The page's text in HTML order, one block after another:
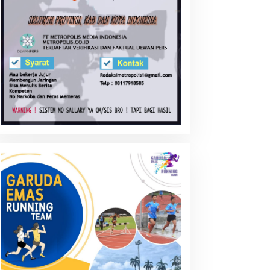
Pembentukan
Generasi di Era
Transaksi Crypto Currency:
Siapkah Negara ini ?